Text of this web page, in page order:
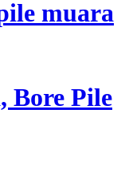
muara
Bore Pile